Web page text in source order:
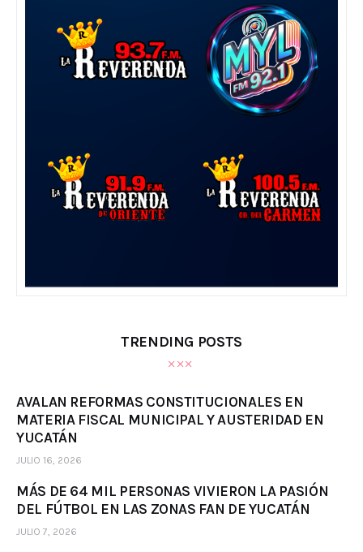
TRENDING POSTS
AVALAN REFORMAS CONSTITUCIONALES EN
MATERIA FISCAL MUNICIPAL Y AUSTERIDAD EN
YUCATÁN
JULIO 16, 2026
MÁS DE 64 MIL PERSONAS VIVIERON LA PASIÓN
DEL FÚTBOL EN LAS ZONAS FAN DE YUCATÁN
JULIO 7, 2026